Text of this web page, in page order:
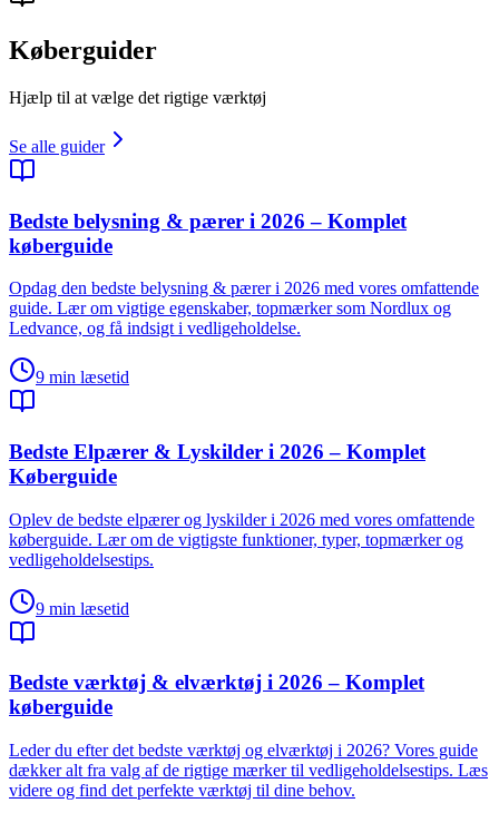
Køberguider
Hjælp til at vælge det rigtige værktøj
Se alle guider
Bedste belysning & pærer i 2026 – Komplet
køberguide
Opdag den bedste belysning & pærer i 2026 med vores omfattende
guide. Lær om vigtige egenskaber, topmærker som Nordlux og
Ledvance, og få indsigt i vedligeholdelse.
9 min læsetid
Bedste Elpærer & Lyskilder i 2026 – Komplet
Køberguide
Oplev de bedste elpærer og lyskilder i 2026 med vores omfattende
køberguide. Lær om de vigtigste funktioner, typer, topmærker og
vedligeholdelsestips.
9 min læsetid
Bedste værktøj & elværktøj i 2026 – Komplet
køberguide
Leder du efter det bedste værktøj og elværktøj i 2026? Vores guide
dækker alt fra valg af de rigtige mærker til vedligeholdelsestips. Læs
videre og find det perfekte værktøj til dine behov.